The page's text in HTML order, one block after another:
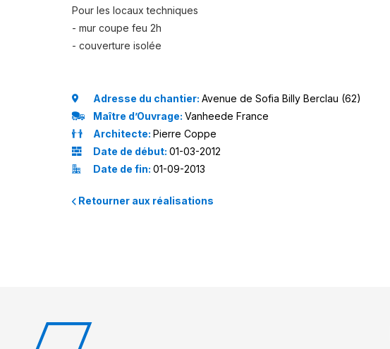
Pour les locaux techniques
- mur coupe feu 2h
- couverture isolée
Adresse du chantier: Avenue de Sofia Billy Berclau (62)
Maître d’Ouvrage: Vanheede France
Architecte: Pierre Coppe
Date de début: 01-03-2012
Date de fin: 01-09-2013
Retourner aux réalisations